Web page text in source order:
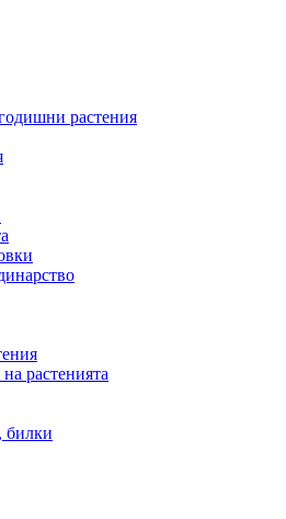
растения
растенията
билки